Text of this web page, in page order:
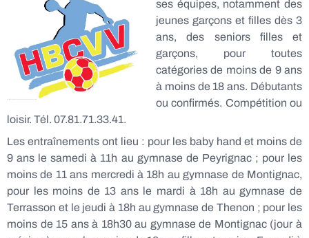
ses équipes, notamment des
jeunes garçons et filles dès 3
ans, des seniors filles et
garçons, pour toutes
catégories de moins de 9 ans
à moins de 18 ans. Débutants
ou confirmés. Compétition ou
loisir. Tél. 07.81.71.33.41.
Les entraînements ont lieu : pour les baby hand et moins de
9 ans le samedi à 11h au gymnase de Peyrignac ; pour les
moins de 11 ans mercredi à 18h au gymnase de Montignac,
pour les moins de 13 ans le mardi à 18h au gymnase de
Terrasson et le jeudi à 18h au gymnase de Thenon ; pour les
moins de 15 ans à 18h30 au gymnase de Montignac (jour à